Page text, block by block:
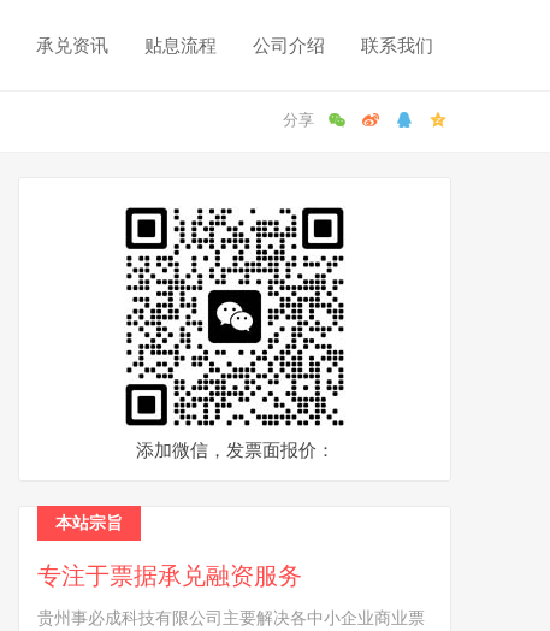
承兑资讯 贴息流程 公司介绍 联系我们
添加微信，发票面报价：
本站宗旨
专注于票据承兑融资服务
贵州事必成科技有限公司主要解决各中小企业商业票